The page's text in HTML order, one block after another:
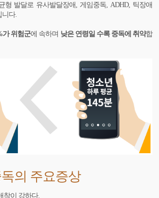
형 발달로 유사발달장애, 게임중독, ADHD, 틱장애
다.
가 위험군에 속하며 낮은 연령일 수록 중독에 취약합
의 주요증상
착이 강하다.